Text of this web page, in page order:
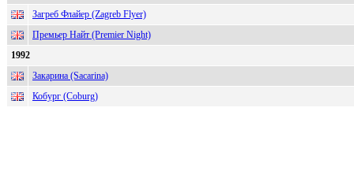
Загреб Флайер (Zagreb Flyer)
Премьер Найт (Premier Night)
1992
Закарина (Sacarina)
Кобург (Coburg)